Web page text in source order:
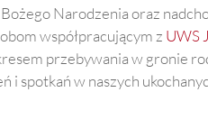
Narodzenia oraz
współpracującym z UWS
przebywania w gronie
i spotkań w naszych